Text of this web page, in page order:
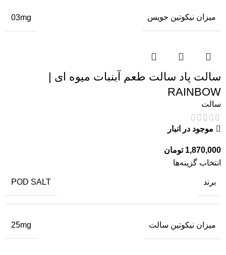
میزان نیکوتین جویس 03mg
سالت پاد سالت طعم آبنبات میوه ای |
RAINBOW
سالت
موجود در انبار
1,870,000 تومان
انتخاب گزینه‌ها
برند POD SALT
میزان نیکوتین سالت 25mg